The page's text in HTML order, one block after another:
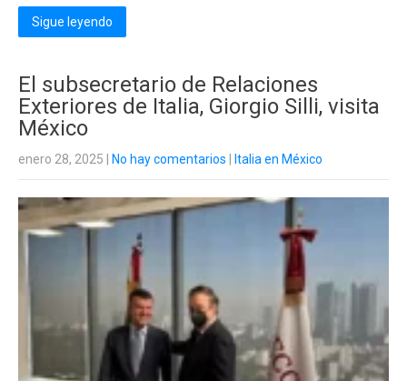
Sigue leyendo
El subsecretario de Relaciones
Exteriores de Italia, Giorgio Silli, visita
México
enero 28, 2025 No hay comentarios Italia en México